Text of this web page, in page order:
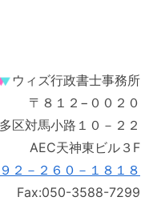
ウィズ行政書士事務所
〒８１２−００２０
区対馬小路１０－２２
AEC天神東ビル３F
２－２６０－１８１８
Fax:050-3588-7299